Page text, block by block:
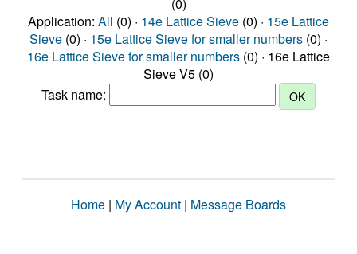
Application: All (0) · 14e Lattice Sieve (0) · 15e Lattice
Sieve (0) · 15e Lattice Sieve for smaller numbers (0) ·
16e Lattice Sieve for smaller numbers (0) · 16e Lattice
Sieve V5 (0)
Task name:
Home | My Account | Message Boards